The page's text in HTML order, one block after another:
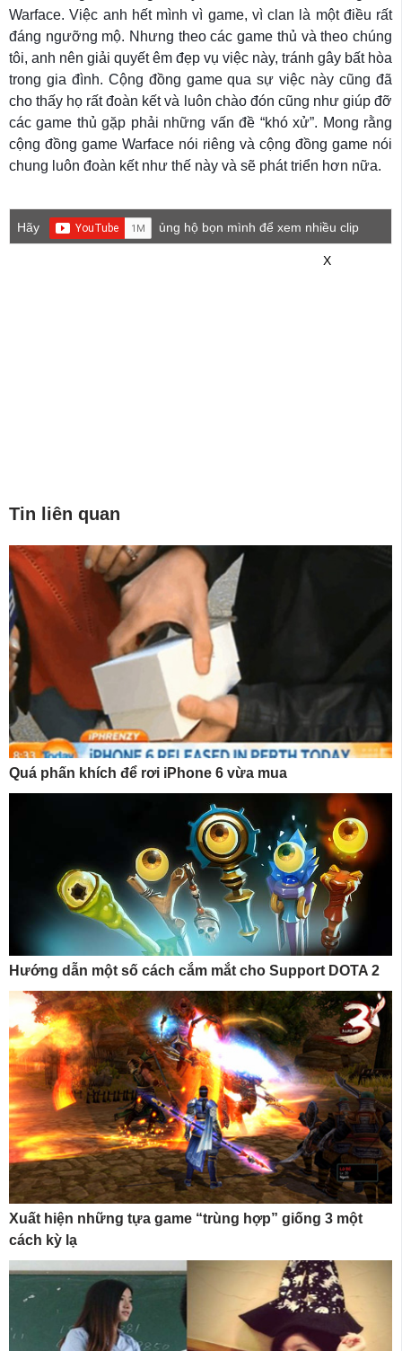
Warface. Việc anh hết mình vì game, vì clan là một điều rất
đáng ngưỡng mộ. Nhưng theo các game thủ và theo chúng
tôi, anh nên giải quyết êm đẹp vụ việc này, tránh gây bất hòa
trong gia đình. Cộng đồng game qua sự việc này cũng đã
cho thấy họ rất đoàn kết và luôn chào đón cũng như giúp đỡ
các game thủ gặp phải những vấn đề “khó xử”. Mong rằng
cộng đồng game Warface nói riêng và cộng đồng game nói
chung luôn đoàn kết như thế này và sẽ phát triển hơn nữa.
Hãy
ủng hộ bọn mình để xem nhiều clip
X
Tin liên quan
Quá phấn khích để rơi iPhone 6 vừa mua
Hướng dẫn một số cách cắm mắt cho Support DOTA 2
Xuất hiện những tựa game “trùng hợp” giống 3 một
cách kỳ lạ